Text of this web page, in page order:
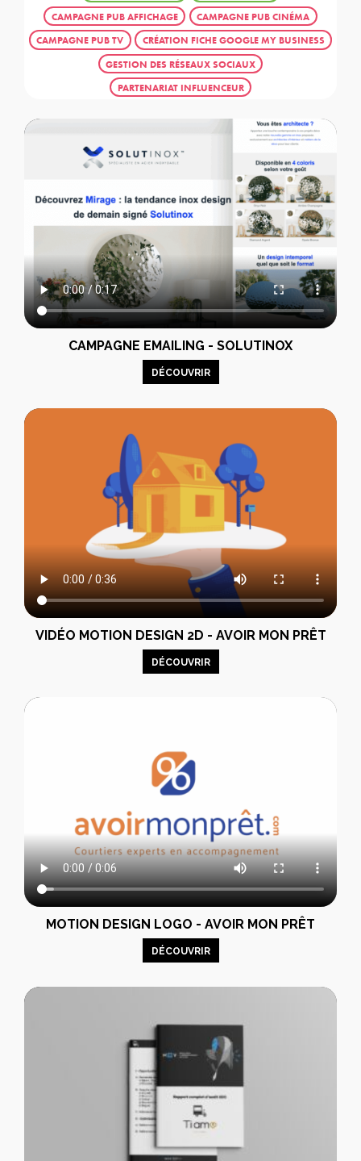
CAMPAGNE PUB AFFICHAGE
CAMPAGNE PUB CINÉMA
CAMPAGNE PUB TV
CRÉATION FICHE GOOGLE MY BUSINESS
GESTION DES RÉSEAUX SOCIAUX
PARTENARIAT INFLUENCEUR
CAMPAGNE EMAILING - SOLUTINOX
DÉCOUVRIR
VIDÉO MOTION DESIGN 2D - AVOIR MON PRÊT
DÉCOUVRIR
MOTION DESIGN LOGO - AVOIR MON PRÊT
DÉCOUVRIR